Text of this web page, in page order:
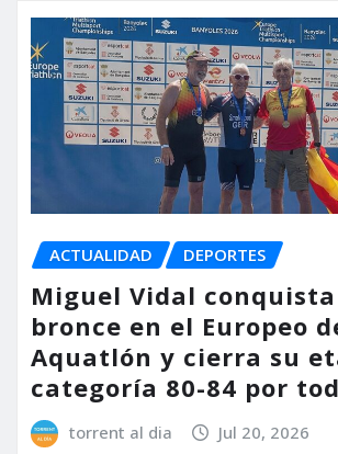
ACTUALIDAD DEPORTES
Miguel Vidal
bronce en el Europeo
Aquatlón y cierra su
categoría 80-84 por
torrent al dia Jul 20, 2026